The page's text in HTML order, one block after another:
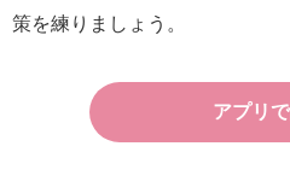
策を練りましょう。
アプリ